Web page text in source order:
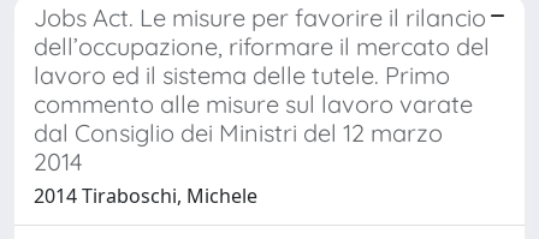
Jobs Act. Le misure per favorire il rilancio
dell’occupazione, riformare il mercato del
lavoro ed il sistema delle tutele. Primo
commento alle misure sul lavoro varate
dal Consiglio dei Ministri del 12 marzo
2014
2014 Tiraboschi, Michele